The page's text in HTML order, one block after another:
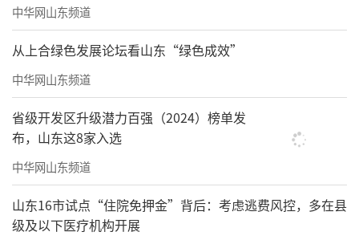
中华网山东频道
从上合绿色发展论坛看山东“绿色成效”
中华网山东频道
省级开发区升级潜力百强（2024）榜单发
布，山东这8家入选
中华网山东频道
山东16市试点“住院免押金”背后：考虑逃费风控，多在县
级及以下医疗机构开展